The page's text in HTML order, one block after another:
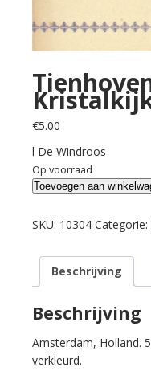
€5.00
l De Windroos
Op voorraad
Tienhoven,
van.
aantal
Toevoegen aan
SKU: 10304 Categorie:
Beschrijving
Beschrijving
Amsterdam, Holland.
verkleurd.